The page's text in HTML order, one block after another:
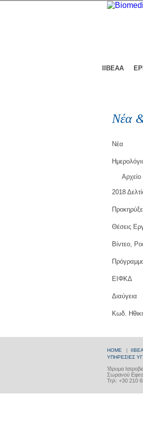
ΙΙΒΕΑΑ
Νέα
Νέα
2018
Θέσεις
Βίντεο,
ΕΙΦΚΔ
Διαύγεια
Κωδ.
HOME |
ΥΠΗΡΕΣΙΕΣ
Ίδρυμα
Σωρανού
Τηλ: +30 210